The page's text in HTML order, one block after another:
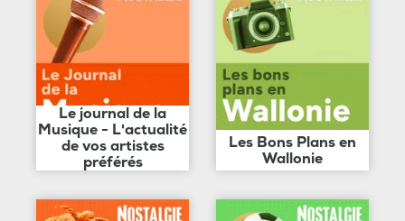
Le journal de la
Musique - L'actualité
de vos artistes
préférés
Les Bons Plans en
Wallonie